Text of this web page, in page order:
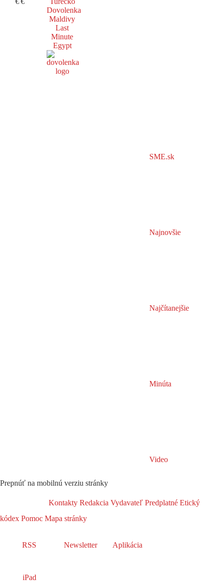
Dovolenka
Maldivy
Last
Minute
Egypt
SME.sk
Najnovšie
Najčítanejšie
Minúta
Video
Prepnúť na mobilnú verziu stránky
Kontakty Redakcia Vydavateľ Predplatné Etický
kódex Pomoc Mapa stránky
RSS Newsletter Aplikácia
iPad